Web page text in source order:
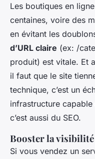
Les boutiques en
centaines, voire des
en évitant les
d’URL claire (ex: /
produit) est vitale. Et
il faut que le site
technique, c’est un
infrastructure
c’est aussi du SEO.
Booster la
Si vous vendez un